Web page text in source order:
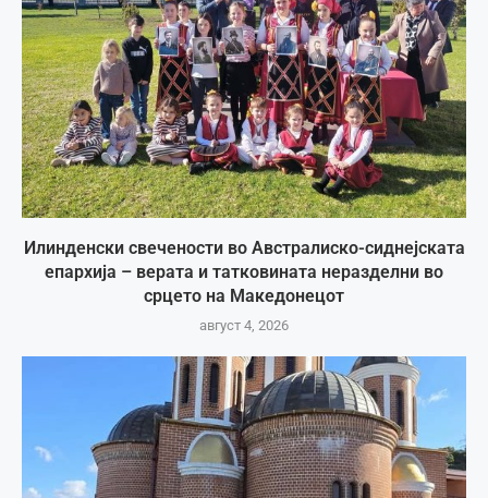
Илинденски свечености во Австралиско-сиднејската
епархија – верата и татковината неразделни во
срцето на Македонецот
август 4, 2026